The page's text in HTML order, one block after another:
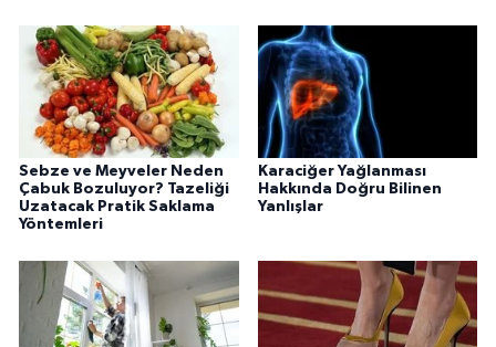
Sebze ve Meyveler Neden
Çabuk Bozuluyor? Tazeliği
Uzatacak Pratik Saklama
Yöntemleri
Karaciğer Yağlanması
Hakkında Doğru Bilinen
Yanlışlar